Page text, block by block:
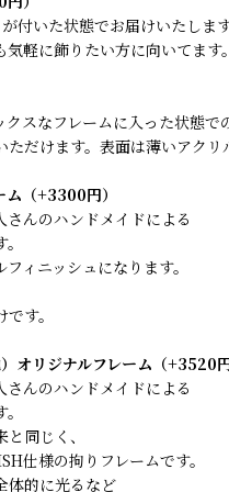
付いた状態でお届けいたしま
軽に飾りたい方に向いてます。
スなフレームに入った状態で
だけます。表面は薄いアクリ
ム（+3300円）
んのハンドメイドによる
ィニッシュになります。
す。
オリジナルフレーム（+3520円
んのハンドメイドによる
同じく、
仕様の拘りフレームです。
体的に光るなど